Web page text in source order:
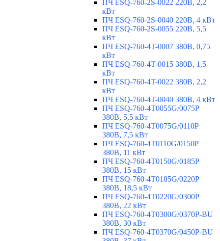
ПЧ ESQ-760-2S-0022 220В, 2,2
кВт
ПЧ ESQ-760-2S-0040 220В, 4 кВт
ПЧ ESQ-760-2S-0055 220В, 5,5
кВт
ПЧ ESQ-760-4T-0007 380В, 0,75
кВт
ПЧ ESQ-760-4T-0015 380В, 1,5
кВт
ПЧ ESQ-760-4T-0022 380В, 2,2
кВт
ПЧ ESQ-760-4T-0040 380В, 4 кВт
ПЧ ESQ-760-4T0055G/0075P
380В, 5,5 кВт
ПЧ ESQ-760-4T0075G/0110P
380В, 7,5 кВт
ПЧ ESQ-760-4T0110G/0150P
380В, 11 кВт
ПЧ ESQ-760-4T0150G/0185P
380В, 15 кВт
ПЧ ESQ-760-4T0185G/0220P
380В, 18,5 кВт
ПЧ ESQ-760-4T0220G/0300P
380В, 22 кВт
ПЧ ESQ-760-4T0300G/0370P-BU
380В, 30 кВт
ПЧ ESQ-760-4T0370G/0450P-BU